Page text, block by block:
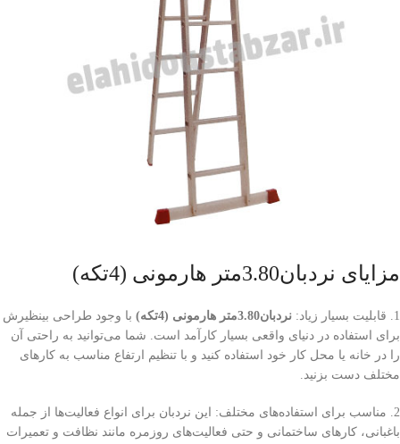
مزایای نردبان3.80متر هارمونی (4تکه)
1. قابلیت بسیار زیاد: نردبان3.80متر هارمونی (4تکه)
با وجود طراحی بینظیرش
برای استفاده در دنیای واقعی بسیار کارآمد است. شما می‌توانید به راحتی آن
را در خانه یا محل کار خود استفاده کنید و با تنظیم ارتفاع مناسب به کارهای
مختلف دست بزنید.
2. مناسب برای استفاده‌های مختلف: این نردبان برای انواع فعالیت‌ها از جمله
باغبانی، کارهای ساختمانی و حتی فعالیت‌های روزمره مانند نظافت و تعمیرات